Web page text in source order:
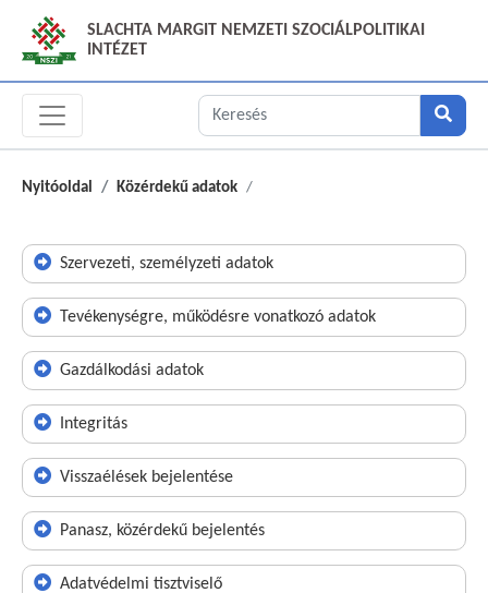
SLACHTA MARGIT NEMZETI SZOCIÁLPOLITIKAI
INTÉZET
Nyitóoldal Közérdekű adatok
Szervezeti, személyzeti adatok
Tevékenységre, működésre vonatkozó adatok
Gazdálkodási adatok
Integritás
Visszaélések bejelentése
Panasz, közérdekű bejelentés
Adatvédelmi tisztviselő